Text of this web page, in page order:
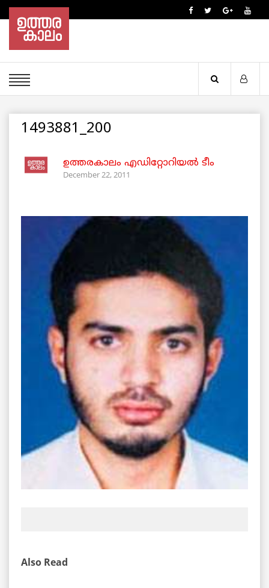
1493881_200
ഉത്തരകാലം എഡിറ്റോറിയല്‍ ടീം
December 22, 2011
Also Read